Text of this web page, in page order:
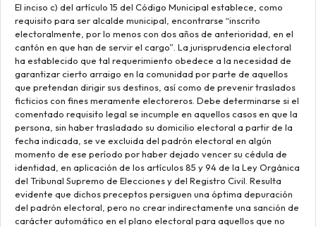
El inciso c) del artículo 15 del Código Municipal establece, como
requisito para ser alcalde municipal, encontrarse “inscrito
electoralmente, por lo menos con dos años de anterioridad, en el
cantón en que han de servir el cargo”. La jurisprudencia electoral
ha establecido que tal requerimiento obedece a la necesidad de
garantizar cierto arraigo en la comunidad por parte de aquellos
que pretendan dirigir sus destinos, así como de prevenir traslados
ficticios con fines meramente electoreros. Debe determinarse si el
comentado requisito legal se incumple en aquellos casos en que la
persona, sin haber trasladado su domicilio electoral a partir de la
fecha indicada, se ve excluida del padrón electoral en algún
momento de ese período por haber dejado vencer su cédula de
identidad, en aplicación de los artículos 85 y 94 de la Ley Orgánica
del Tribunal Supremo de Elecciones y del Registro Civil. Resulta
evidente que dichos preceptos persiguen una óptima depuración
del padrón electoral, pero no crear indirectamente una sanción de
carácter automático en el plano electoral para aquellos que no